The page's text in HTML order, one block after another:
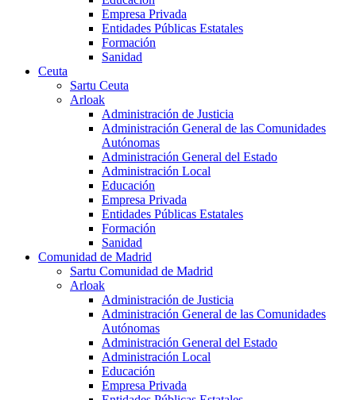
Empresa Privada
Entidades Públicas Estatales
Formación
Sanidad
Ceuta
Sartu Ceuta
Arloak
Administración de Justicia
Administración General de las Comunidades
Autónomas
Administración General del Estado
Administración Local
Educación
Empresa Privada
Entidades Públicas Estatales
Formación
Sanidad
Comunidad de Madrid
Sartu Comunidad de Madrid
Arloak
Administración de Justicia
Administración General de las Comunidades
Autónomas
Administración General del Estado
Administración Local
Educación
Empresa Privada